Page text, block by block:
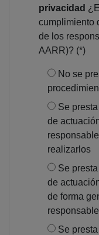
privacidad
cumplimiento
de los
AARR)? (*)
No se
Se
de
realizarlos
Se
de
de forma
Se